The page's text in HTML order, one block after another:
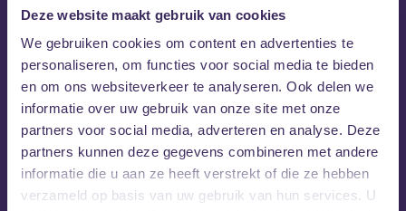
Deze website maakt gebruik van cookies
We gebruiken cookies om content en advertenties te
personaliseren, om functies voor social media te bieden
en om ons websiteverkeer te analyseren. Ook delen we
informatie over uw gebruik van onze site met onze
partners voor social media, adverteren en analyse. Deze
partners kunnen deze gegevens combineren met andere
informatie die u aan ze heeft verstrekt of die ze hebben
verzameld op basis van uw gebruik van hun services. U
Gavran
Na een periode van grote onzekerheid door ziekte is
de Rotterdamse post-doomformatieGavranterug
met ‘The One Who Propels’. Het is de opvolger van hun
emotionele voorganger ‘Indistinct Beacon’, dat op
Dunk! Records werd uitgebracht. De band keert nu
terug als viermansformatie en werkte samen met Marius